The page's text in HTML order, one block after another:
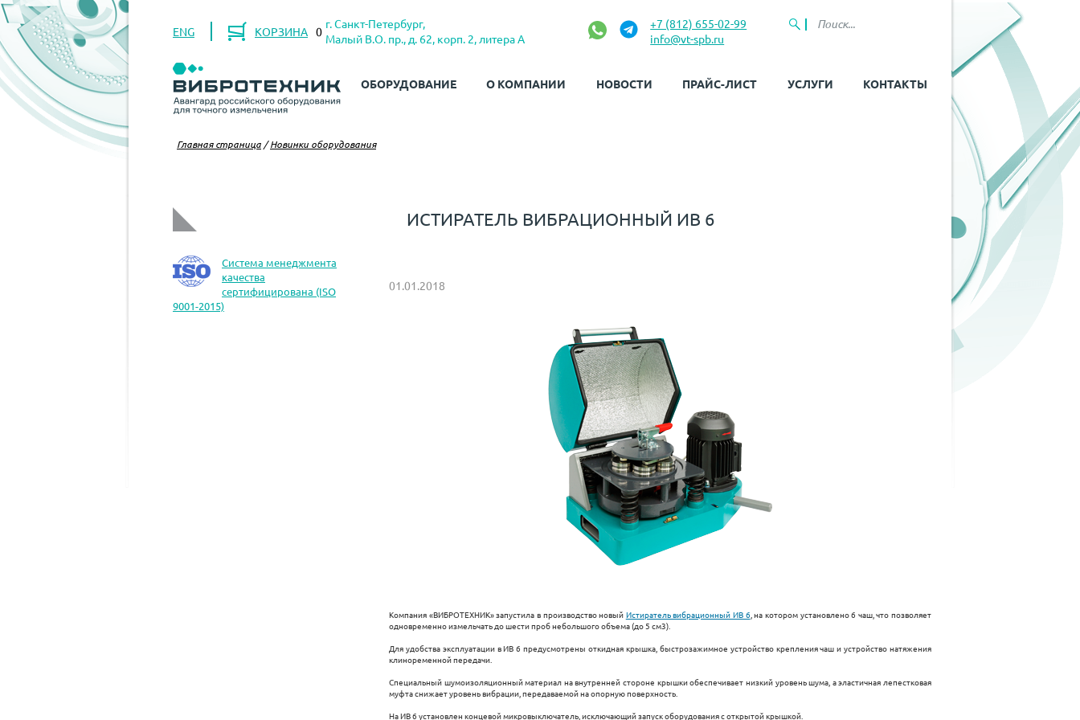
ENG КОРЗИНА 0
г. Санкт-Петербург,
Малый В.О. пр., д. 62, корп. 2, литера А
+7 (812) 655-02-99
info@vt-spb.ru
ОБОРУДОВАНИЕ О КОМПАНИИ НОВОСТИ ПРАЙС-ЛИСТ УСЛУГИ КОНТАКТЫ
Главная страница /Новинки оборудования
ИСТИРАТЕЛЬ ВИБРАЦИОННЫЙ ИВ 6
Система менеджмента
качества
сертифицирована (ISO
9001-2015)
01.01.2018
Компания «ВИБРОТЕХНИК» запустила в производство новый Истиратель вибрационный ИВ 6, на котором установлено 6 чаш, что позволяет
одновременно измельчать до шести проб небольшого объема (до 5 см3).
Для удобства эксплуатации в ИВ 6 предусмотрены откидная крышка, быстрозажимное устройство крепления чаш и устройство натяжения
клиноременной передачи.
Специальный шумоизоляционный материал на внутренней стороне крышки обеспечивает низкий уровень шума, а эластичная лепестковая
муфта снижает уровень вибрации, передаваемой на опорную поверхность.
На ИВ 6 установлен концевой микровыключатель, исключающий запуск оборудования с открытой крышкой.